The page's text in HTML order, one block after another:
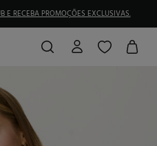
E RECEBA PROMOÇÕES EXCLUSIVAS.